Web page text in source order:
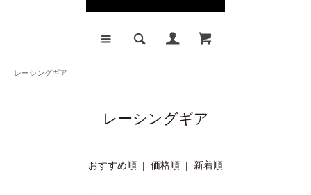
レーシングギア
レーシングギア
おすすめ順 | 価格順 | 新着順